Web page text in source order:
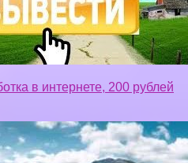
в интернете, 200 рублей